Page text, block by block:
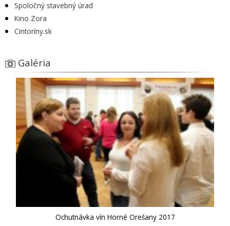
Spoločný stavebný úrad
Kino Zora
Cintoríny.sk
Galéria
Ochutnávka vín Horné Orešany 2017